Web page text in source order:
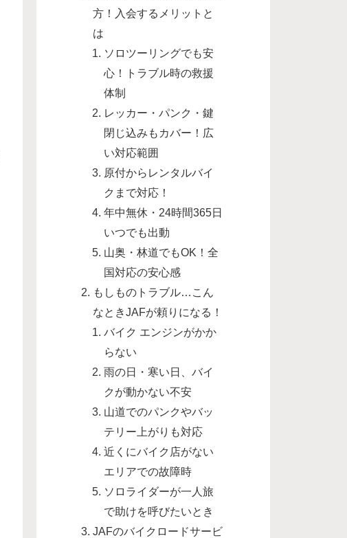
方！入会するメリットと
は
ソロツーリングでも安
心！トラブル時の救援
体制
レッカー・パンク・鍵
閉じ込みもカバー！広
い対応範囲
原付からレンタルバイ
クまで対応！
年中無休・24時間365日
いつでも出動
山奥・林道でもOK！全
国対応の安心感
もしものトラブル…こん
なときJAFが頼りになる！
バイク エンジンがかか
らない
雨の日・寒い日、バイ
クが動かない不安
山道でのパンクやバッ
テリー上がりも対応
近くにバイク店がない
エリアでの故障時
ソロライダーが一人旅
で助けを呼びたいとき
JAFのバイクロードサービ